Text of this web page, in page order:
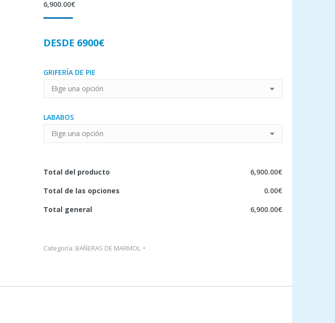
6,900.00€
DESDE 6900€
GRIFERÍA DE PIE
LABABOS
Total del producto
6,900.00€
Total de las opciones
0.00€
Total general
6,900.00€
Categoría: BAÑERAS DE MARMOL